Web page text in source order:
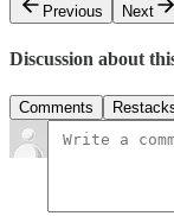
Previous
Next
Discussion about
Comments